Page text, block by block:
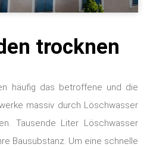
trocknen
häufig das betroffene und die
massiv durch Löschwasser
Tausende Liter Löschwasser
Bausubstanz. Um eine schnelle